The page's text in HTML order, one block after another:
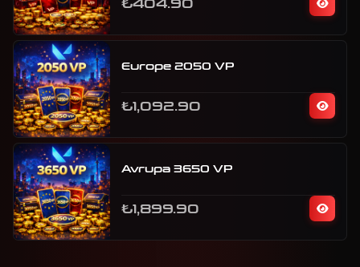
₺404.90
Europe 2050 VP
₺1,092.90
Avrupa 3650 VP
₺1,899.90